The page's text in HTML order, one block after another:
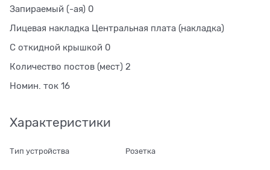
Запираемый (-ая) 0
Лицевая накладка Центральная плата (накладка)
С откидной крышкой 0
Количество постов (мест) 2
Номин. ток 16
Характеристики
Тип устройства Розетка